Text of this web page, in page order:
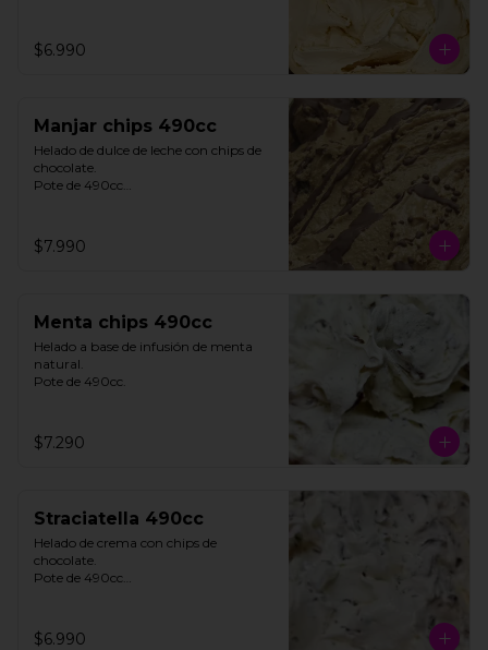
$6.990
Manjar chips 490cc
Helado de dulce de leche con chips de
chocolate.
Pote de 490cc
$7.990
Menta chips 490cc
Helado a base de infusión de menta
natural.
Pote de 490cc.
$7.290
Straciatella 490cc
Helado de crema con chips de
chocolate.
Pote de 490cc
$6.990